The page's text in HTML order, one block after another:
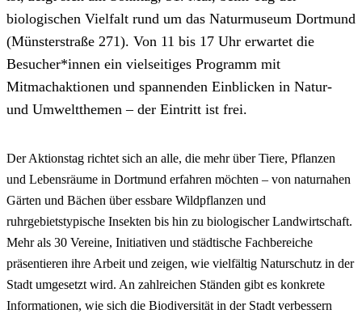
biologischen Vielfalt rund um das Naturmuseum Dortmund
(Münsterstraße 271). Von 11 bis 17 Uhr erwartet die
Besucher*innen ein vielseitiges Programm mit
Mitmachaktionen und spannenden Einblicken in Natur-
und Umweltthemen – der Eintritt ist frei.
Der Aktionstag richtet sich an alle, die mehr über Tiere, Pflanzen
und Lebensräume in Dortmund erfahren möchten – von naturnahen
Gärten und Bächen über essbare Wildpflanzen und
ruhrgebietstypische Insekten bis hin zu biologischer Landwirtschaft.
Mehr als 30 Vereine, Initiativen und städtische Fachbereiche
präsentieren ihre Arbeit und zeigen, wie vielfältig Naturschutz in der
Stadt umgesetzt wird. An zahlreichen Ständen gibt es konkrete
Informationen, wie sich die Biodiversität in der Stadt verbessern